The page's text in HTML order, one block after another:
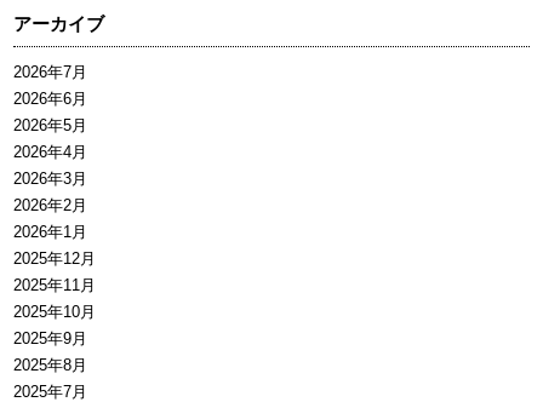
アーカイブ
2026年7月
2026年6月
2026年5月
2026年4月
2026年3月
2026年2月
2026年1月
2025年12月
2025年11月
2025年10月
2025年9月
2025年8月
2025年7月